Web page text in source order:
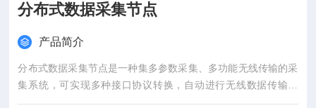
分布式数据采集节点
产品简介
分布式数据采集节点是⼀种集多参数采集、多功能⽆线传输的采
集系统，可实现多种接⼝协议转换，⾃动进⾏⽆线数据传输管
理。⼴泛⽤于⼤坝、桥梁、地铁、交通市政⼯程及⾼边坡等⼯程